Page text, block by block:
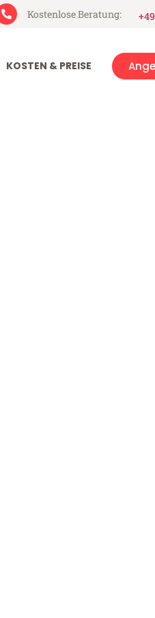
Kostenlose Beratung:
KOSTEN & PREISE